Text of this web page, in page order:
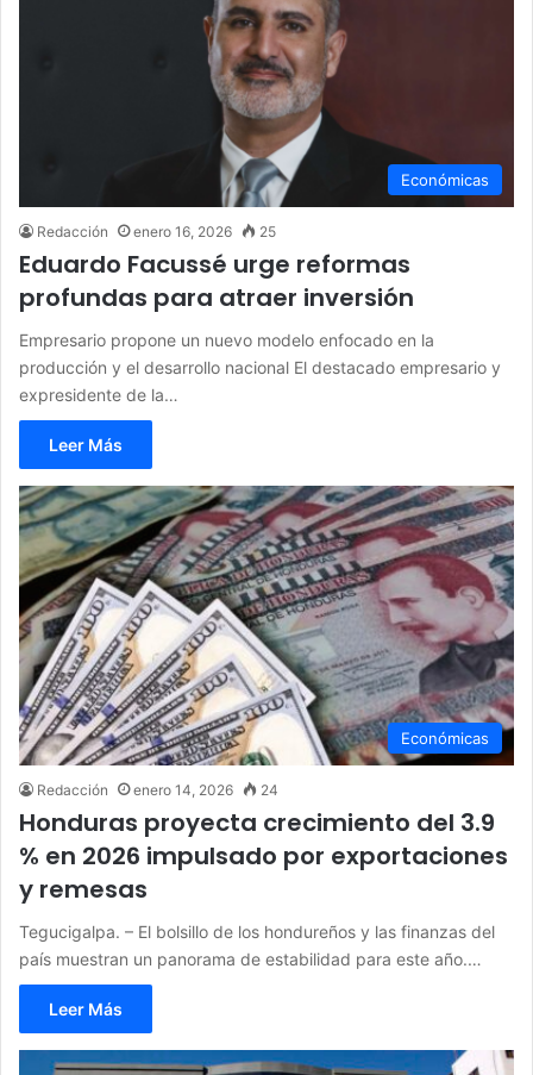
Económicas
Redacción enero 16, 2026 25
Eduardo Facussé urge reformas
profundas para atraer inversión
Empresario propone un nuevo modelo enfocado en la
producción y el desarrollo nacional El destacado empresario y
expresidente de la…
Leer Más
Económicas
Redacción enero 14, 2026 24
Honduras proyecta crecimiento del 3.9
% en 2026 impulsado por exportaciones
y remesas
Tegucigalpa. – El bolsillo de los hondureños y las finanzas del
país muestran un panorama de estabilidad para este año.…
Leer Más